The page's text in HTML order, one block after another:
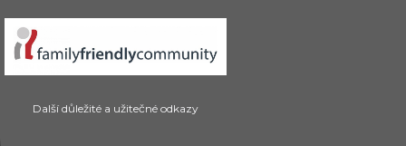
Další důležité a užitečné odkazy